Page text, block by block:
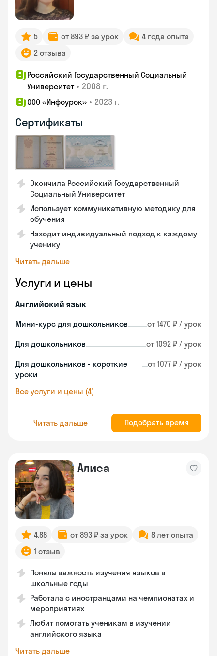
5 от 893 ₽ за урок
4 года опыта
2 отзыва
Российский Государственный Социальный
Университет • 2008 г.
ООО «Инфоурок» • 2023 г.
Сертификаты
Окончила Российский Государственный
Социальный Университет
Использует коммуникативную методику для
обучения
Находит индивидуальный подход к каждому
ученику
Читать дальше
Услуги и цены
Английский язык
Мини-курс для дошкольников от 1470 ₽ / урок
Для дошкольников от 1092 ₽ / урок
Для дошкольников - короткие
уроки
от 1077 ₽ / урок
Все услуги и цены (4)
Читать дальше Подобрать время
Алиса
4.88 от 893 ₽ за урок
8 лет опыта
1 отзыв
Поняла важность изучения языков в
школьные годы
Работала с иностранцами на чемпионатах и
мероприятиях
Любит помогать ученикам в изучении
английского языка
Читать дальше